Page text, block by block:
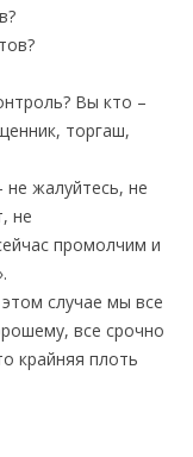
Вы кто –
торгаш,
не жалуйтесь, не
не
промолчим и
случае мы все
все срочно
крайняя плоть